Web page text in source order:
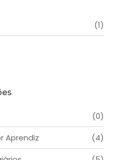
(1)
(0)
Aprendiz
(4)